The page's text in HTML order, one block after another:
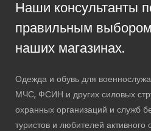
Наши консультанты
правильным
наших магазинах.
Одежда и обувь для
МЧС, ФСИН и других силовых
охранных организаций и служб
туристов и любителей активного